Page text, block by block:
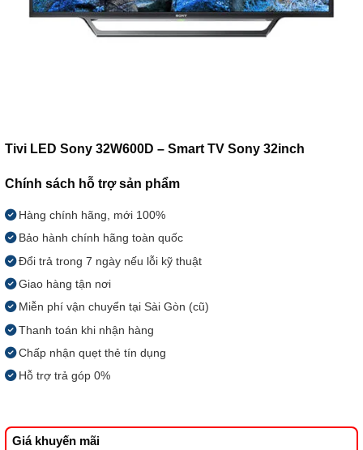
Tivi LED Sony 32W600D – Smart TV Sony 32inch
Chính sách hỗ trợ sản phẩm
Hàng chính hãng, mới 100%
Bảo hành chính hãng toàn quốc
Đổi trả trong 7 ngày nếu lỗi kỹ thuật
Giao hàng tận nơi
Miễn phí vận chuyển tại Sài Gòn (cũ)
Thanh toán khi nhận hàng
Chấp nhận quẹt thẻ tín dụng
Hỗ trợ trả góp 0%
Giá khuyến mãi